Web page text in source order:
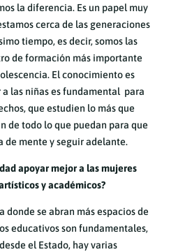
la diferencia. Es un papel muy
cerca de las generaciones
tiempo, es decir, somos las
de formación más importante
El conocimiento es
las niñas es fundamental para
que estudien lo más que
de todo lo que puedan para que
de mente y seguir adelante.
apoyar mejor a las mujeres
y académicos?
donde se abran más espacios de
educativos son fundamentales,
el Estado, hay varias